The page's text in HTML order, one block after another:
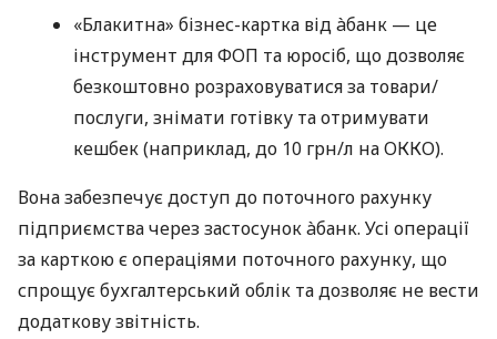
«Блакитна» бізнес-картка від àбанк — це
інструмент для ФОП та юросіб, що дозволяє
безкоштовно розраховуватися за товари/
послуги, знімати готівку та отримувати
кешбек (наприклад, до 10 грн/л на ОККО).
Вона забезпечує доступ до поточного рахунку
підприємства через застосунок àбанк. Усі операції
за карткою є операціями поточного рахунку, що
спрощує бухгалтерський облік та дозволяє не вести
додаткову звітність.